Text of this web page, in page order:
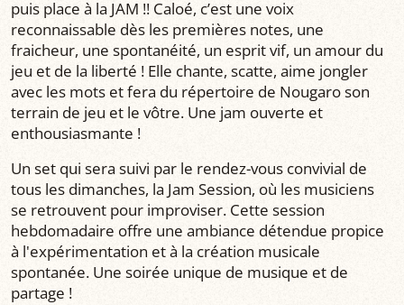
puis place à la JAM !! Caloé, c’est une voix
reconnaissable dès les premières notes, une
fraicheur, une spontanéité, un esprit vif, un amour du
jeu et de la liberté ! Elle chante, scatte, aime jongler
avec les mots et fera du répertoire de Nougaro son
terrain de jeu et le vôtre. Une jam ouverte et
enthousiasmante !
Un set qui sera suivi par le rendez-vous convivial de
tous les dimanches, la Jam Session, où les musiciens
se retrouvent pour improviser. Cette session
hebdomadaire offre une ambiance détendue propice
à l'expérimentation et à la création musicale
spontanée. Une soirée unique de musique et de
partage !